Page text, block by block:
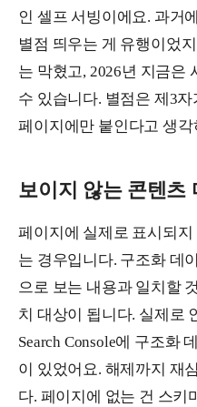
인 셀프 서빙이에요. 과거
별점 띄우는 게 유행이었
는 막혔고, 2026년 지금은
수 있습니다. 별점은 제3
페이지에만 붙인다고 생각
보이지 않는 콘텐츠
페이지에 실제로 표시되
는 경우입니다. 구조화 데
으로 보는 내용과 일치할
치 대상이 됩니다. 실제로
Search Console에 구조화
이 있었어요. 해제까지 재
다. 페이지에 없는 건 스키